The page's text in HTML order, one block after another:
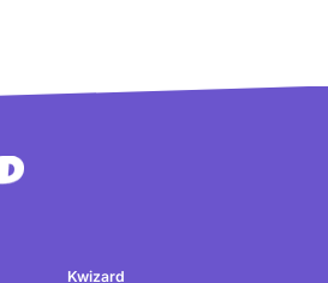
Kwizard